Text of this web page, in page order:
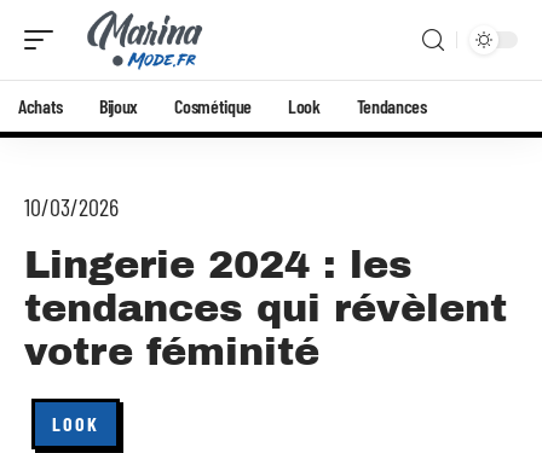
Achats Bijoux Cosmétique Look Tendances
10/03/2026
Lingerie 2024 : les
tendances qui révèlent
votre féminité
LOOK